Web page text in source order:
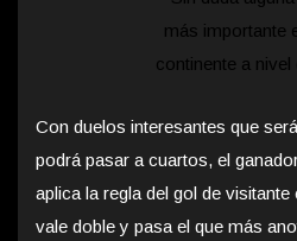
más importante
continente a nivel
Con duelos interesantes que
podrá pasar a cuartos, el
aplica la regla del gol de
vale doble y pasa el que más